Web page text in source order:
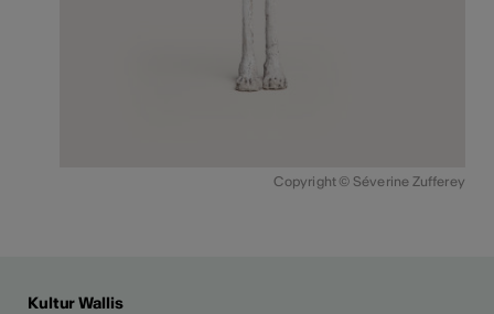
Copyright © Séverine Zufferey
Kultur Wallis